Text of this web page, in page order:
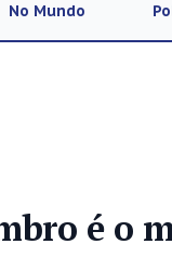
No Mundo
é o